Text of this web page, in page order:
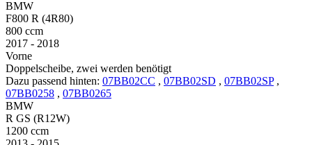
BMW
F800 R (4R80)
800 ccm
2017 - 2018
Vorne
Doppelscheibe, zwei werden benötigt
Dazu passend hinten: 07BB02CC , 07BB02SD , 07BB02SP ,
07BB0258 , 07BB0265
BMW
R GS (R12W)
1200 ccm